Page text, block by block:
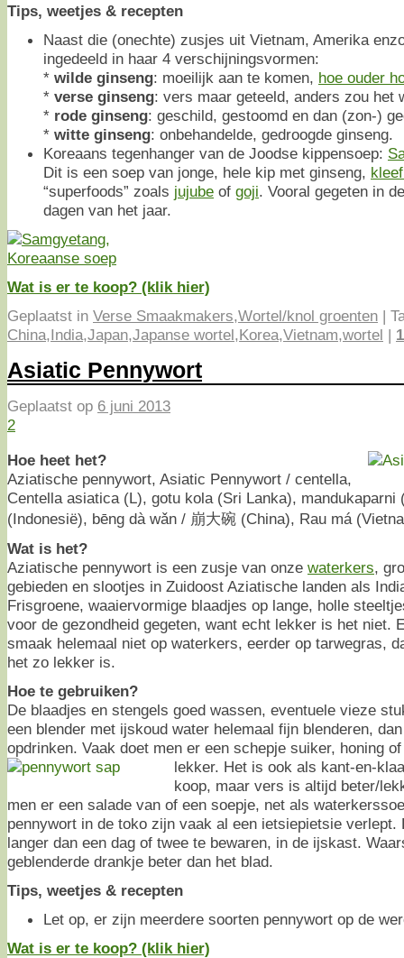
Tips, weetjes & recepten
Naast die (onechte) zusjes uit Vietnam, Amerika
ingedeeld in haar 4 verschijningsvormen:
* wilde ginseng: moeilijk aan te komen, hoe ouder
* verse ginseng: vers maar geteeld, anders zou het
* rode ginseng: geschild, gestoomd en dan (zon-)
* witte ginseng: onbehandelde, gedroogde ginseng.
Koreaans tegenhanger van de Joodse kippensoep:
Dit is een soep van jonge, hele kip met ginseng,
“superfoods” zoals jujube of goji. Vooral gegeten in
dagen van het jaar.
Wat is er te koop? (klik hier)
Geplaatst in Verse Smaakmakers,Wortel/knol groenten |
China,India,Japan,Japanse wortel,Korea,Vietnam,wortel |
Asiatic Pennywort
Geplaatst op 6 juni 2013
2
Hoe heet het?
Aziatische pennywort, Asiatic Pennywort / centella,
Centella asiatica (L), gotu kola (Sri Lanka), mandukaparni
(Indonesië), bēng dà wǎn / 崩大碗 (China), Rau má
Wat is het?
Aziatische pennywort is een zusje van onze waterkers,
gebieden en slootjes in Zuidoost Aziatische landen als
Frisgroene, waaiervormige blaadjes op lange, holle
voor de gezondheid gegeten, want echt lekker is het niet.
smaak helemaal niet op waterkers, eerder op tarwegras,
het zo lekker is.
Hoe te gebruiken?
De blaadjes en stengels goed wassen, eventuele vieze
een blender met ijskoud water helemaal fijn blenderen,
opdrinken. Vaak doet men er een schepje suiker, honing
lekker. Het is ook als kant-en-
koop, maar vers is altijd beter/
men er een salade van of een soepje, net als
pennywort in de toko zijn vaak al een ietsiepietsie verlept.
langer dan een dag of twee te bewaren, in de ijskast.
geblenderde drankje beter dan het blad.
Tips, weetjes & recepten
Let op, er zijn meerdere soorten pennywort op de
Wat is er te koop? (klik hier)